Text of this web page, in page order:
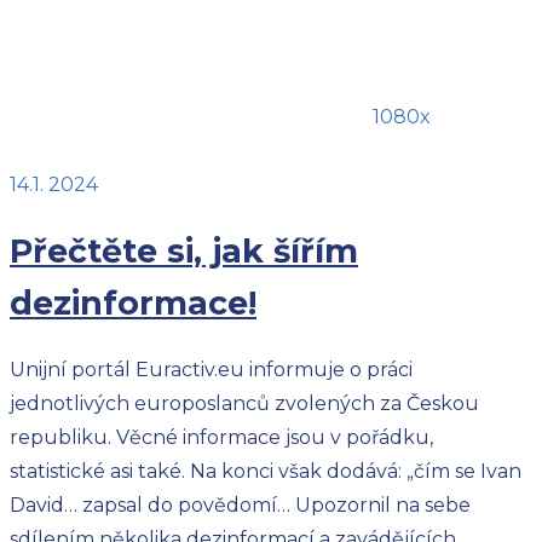
1080x
14.1. 2024
Přečtěte si, jak šířím
dezinformace!
Unijní portál Euractiv.eu informuje o práci
jednotlivých europoslanců zvolených za Českou
republiku. Věcné informace jsou v pořádku,
statistické asi také. Na konci však dodává: „čím se Ivan
David… zapsal do povědomí… Upozornil na sebe